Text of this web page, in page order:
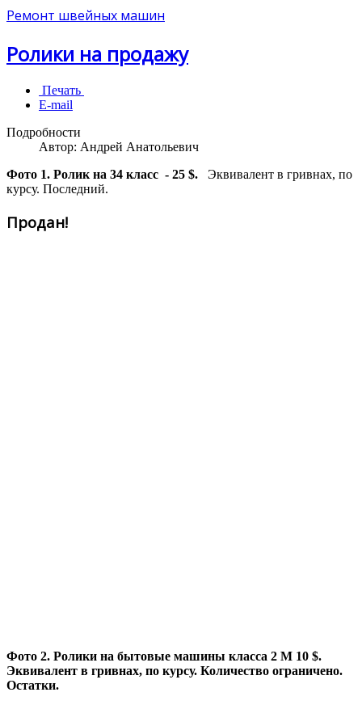
Ремонт швейных машин
Ролики на продажу
Печать
E-mail
Подробности
Автор: Андрей Анатольевич
Фото 1. Ролик на 34 класс - 25 $.
Эквивалент в гривнах, по
курсу. Последний.
Продан!
Фото 2. Ролики на бытовые машины класса 2 М 10 $.
Эквивалент в гривнах, по курсу. Количество ограничено.
Остатки.